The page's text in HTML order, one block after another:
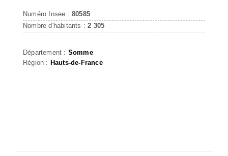
Numéro Insee : 80585
Nombre d'habitants :2 305
Département : Somme
Région : Hauts-de-France